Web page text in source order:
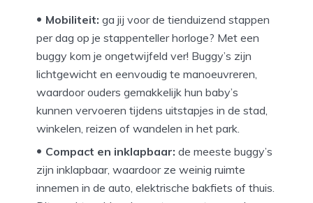
Mobiliteit: ga jij voor de tienduizend stappen
per dag op je stappenteller horloge? Met een
buggy kom je ongetwijfeld ver! Buggy’s zijn
lichtgewicht en eenvoudig te manoeuvreren,
waardoor ouders gemakkelijk hun baby’s
kunnen vervoeren tijdens uitstapjes in de stad,
winkelen, reizen of wandelen in het park.
Compact en inklapbaar: de meeste buggy’s
zijn inklapbaar, waardoor ze weinig ruimte
innemen in de auto, elektrische bakfiets of thuis.